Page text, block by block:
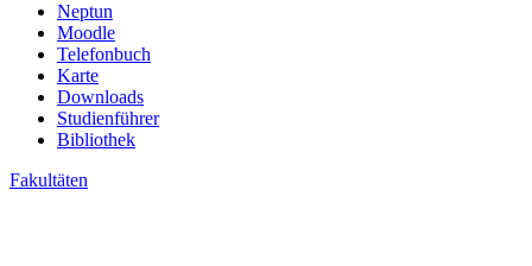
Neptun
Moodle
Telefonbuch
Karte
Downloads
Studienführer
Bibliothek
Fakultäten